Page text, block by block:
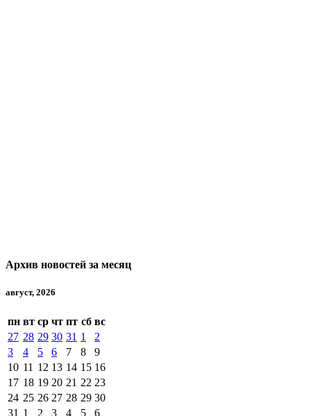
Архив новостей за месяц
август, 2026
пн вт ср чт пт сб вс
27 28 29 30 31 1
2
3
4 5 6 7 8
9
10 11 12 13 14 15 16
17 18 19 20 21 22 23
24 25 26 27 28 29 30
31 1 2 3 4 5 6